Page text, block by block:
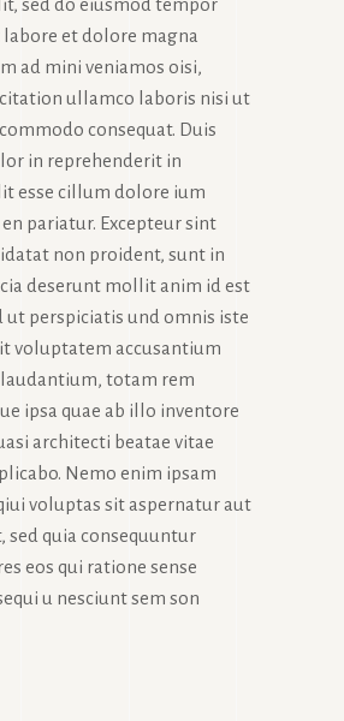
sed do eiusmod tempor
et dolore magna
ad mini veniamos oisi,
ullamco laboris nisi ut
consequat. Duis
in reprehenderit in
esse cillum dolore ium
pariatur. Excepteur sint
non proident, sunt in
deserunt mollit anim id est
ut perspiciatis und omnis iste
voluptatem accusantium
totam rem
ipsa quae ab illo inventore
architecti beatae vitae
Nemo enim ipsam
voluptas sit aspernatur aut
sed quia consequuntur
eos qui ratione sense
u nesciunt sem son